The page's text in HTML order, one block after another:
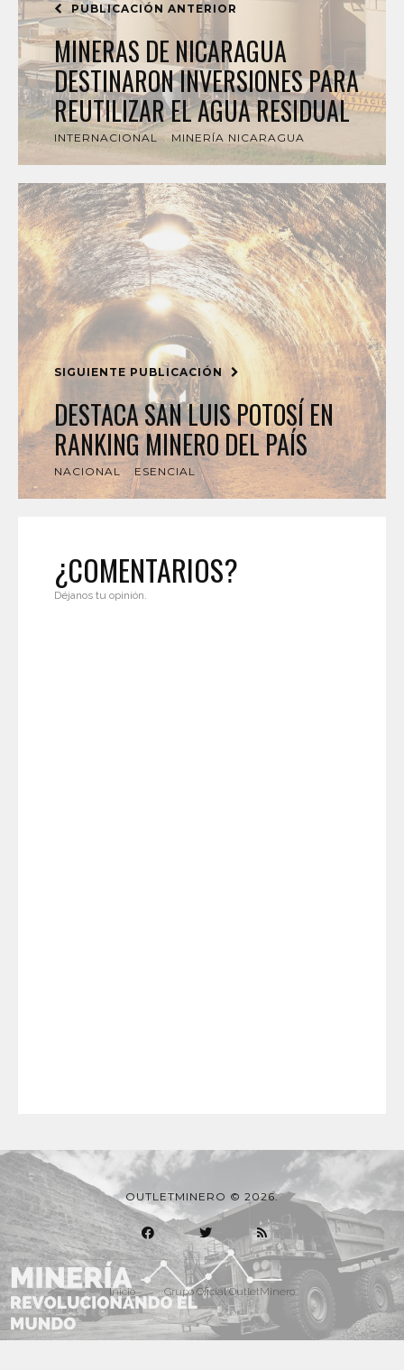
PUBLICACIÓN ANTERIOR
MINERAS DE NICARAGUA
DESTINARON INVERSIONES PARA
REUTILIZAR EL AGUA RESIDUAL
INTERNACIONAL MINERÍA NICARAGUA
SIGUIENTE PUBLICACIÓN
DESTACA SAN LUIS POTOSÍ EN
RANKING MINERO DEL PAÍS
NACIONAL ESENCIAL
¿COMENTARIOS?
Déjanos tu opinión.
OUTLETMINERO © 2026.
Inicio Grupo Oficial OutletMinero